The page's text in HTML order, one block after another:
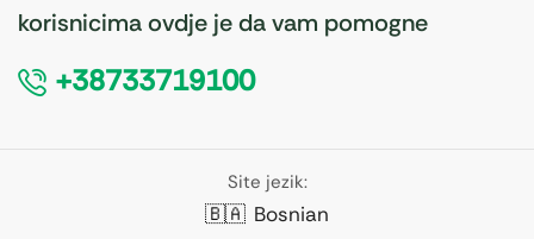
korisnicima ovdje je da vam pomogne
+38733719100
Site jezik:
🇧🇦 Bosnian